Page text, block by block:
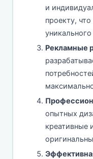
и
проекту,
Рекламные
опытных
креативные